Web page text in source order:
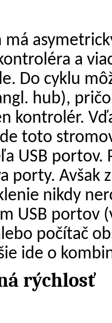
má
a
Do cyklu
hub),
kontrolér.
toto
USB
porty. Avšak
nikdy
USB portov
počítač
ide o
rýchlosť